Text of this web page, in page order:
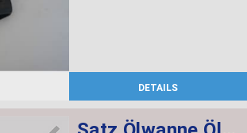
DETAILS